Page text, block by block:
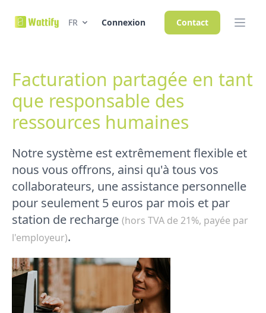
FR Connexion Contact
Facturation partagée en tant
que responsable des
ressources humaines
Notre système est extrêmement flexible et
nous vous offrons, ainsi qu'à tous vos
collaborateurs, une assistance personnelle
pour seulement 5 euros par mois et par
station de recharge (hors TVA de 21%, payée par
l'employeur).